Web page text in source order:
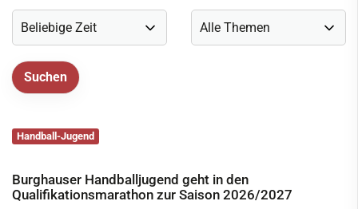
Handball-Jugend
Burghauser Handballjugend geht in den
Qualifikationsmarathon zur Saison 2026/2027
Vereins-App/Vereinszeitung
Onlineshop
Sportdeutschland-News
Kontakt